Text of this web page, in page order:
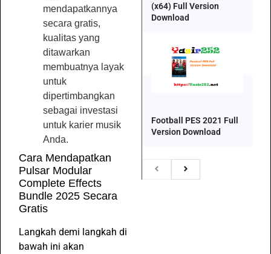
mendapatkannya
secara gratis,
kualitas yang
ditawarkan
membuatnya layak
untuk
dipertimbangkan
sebagai investasi
untuk karier musik
Anda.
Cara Mendapatkan
Pulsar Modular
Complete Effects
Bundle 2025 Secara
Gratis
Langkah demi langkah di
bawah ini akan
(x64) Full Version
Download
Football PES 2021 Full
Version Download